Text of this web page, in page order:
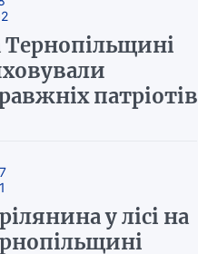
Тернопільщині
патріотів
у лісі на